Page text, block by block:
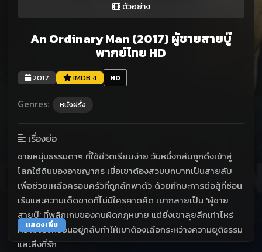
ตัวอย่าง
An Ordinary Man (2017) ผู้ชายสายบู๊
พากย์ไทย HD
2017 IMDB 4 HD
Genres: หนังฝรั่ง
เรื่องย่อ
ชายหนุ่มธรรมดาๆ ที่ใช้ชีวิตเรียบง่าย วันหนึ่งกลับถูกดึงเข้าสู่
โลกใต้ดินของอาชญากร เมื่อเขาต้องสวมบทบาทเป็นสายลับ
เพื่อช่วยเหลือครอบครัวที่ถูกลักพาตัว ด้วยทักษะการต่อสู้ที่ซ่อน
เร้นและความเด็ดขาดที่ไม่มีใครคาดคิด เขากลายเป็น 'ผู้ชาย
สายบู๊' ที่พลิกเกมของคนผิดกฎหมาย แต่ยิ่งเขาลุยลึกเท่าไหร่
ความจริงที่ซ่อนอยู่กลับทำให้เขาต้องเลือกระหว่างความยุติธรรม
และสิ่งที่รัก
แสดงเพิ่ม